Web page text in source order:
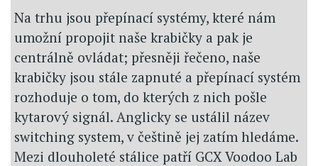
Na trhu jsou přepínací systémy, které nám
umožní propojit naše krabičky a pak je
centrálně ovládat; přesněji řečeno, naše
krabičky jsou stále zapnuté a přepínací systém
rozhoduje o tom, do kterých z nich pošle
kytarový signál. Anglicky se ustálil název
switching system, v češtině jej zatím hledáme.
Mezi dlouholeté stálice patří GCX Voodoo Lab